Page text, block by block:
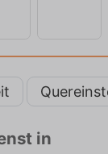
in